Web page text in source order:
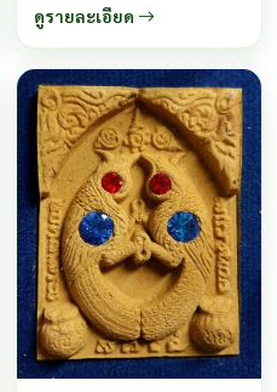
เรื่องเมตตา โชคลาภค้าขาย เดิน
เมตตารักใคร่ ผู้หลักผู้ใหญ่เอ็นดู
ชมชอบต้องจิตต้องใจ 2.ผงว่าน
พุทรา มีพุทธคุณในเรื่องเมตตา
มหาเสน่ห์ ...
ดูรายละเอียด